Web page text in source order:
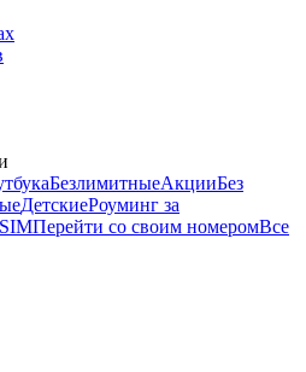
БезлимитныеАкцииБез
ДетскиеРоуминг за
Перейти со своим номеромВсе